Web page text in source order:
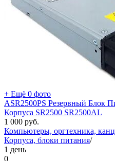
+ Ещё 0 фото
ASR2500PS Резервный Блок
Корпуса SR2500 SR2500AL
1 000 руб.
Компьютеры, оргтехника,
Корпуса, блоки питания/
1 день
0